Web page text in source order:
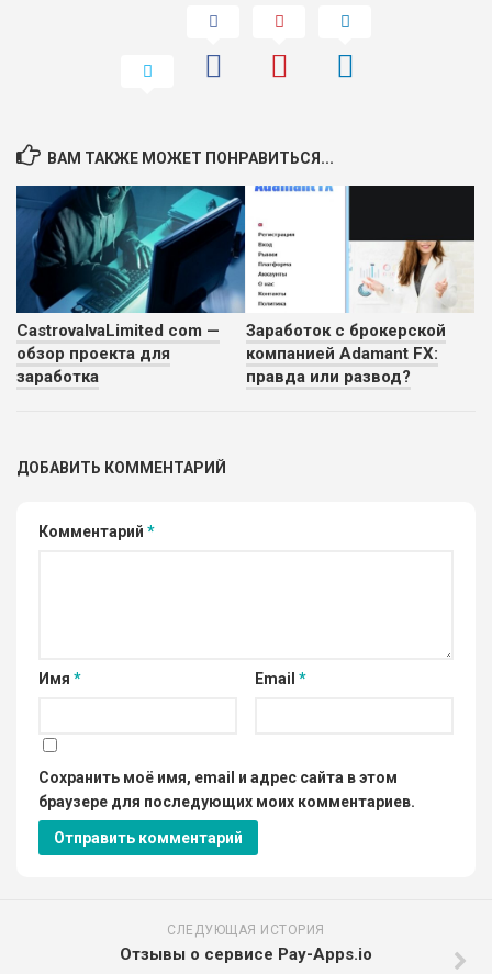
ВАМ ТАКЖЕ МОЖЕТ ПОНРАВИТЬСЯ...
CastrovalvaLimited com —
обзор проекта для
заработка
Заработок с брокерской
компанией Adamant FX:
правда или развод?
ДОБАВИТЬ КОММЕНТАРИЙ
Комментарий *
Имя * Email *
Сохранить моё имя, email и адрес сайта в этом
браузере для последующих моих комментариев.
СЛЕДУЮЩАЯ ИСТОРИЯ
Отзывы о сервисе Pay-Apps.io